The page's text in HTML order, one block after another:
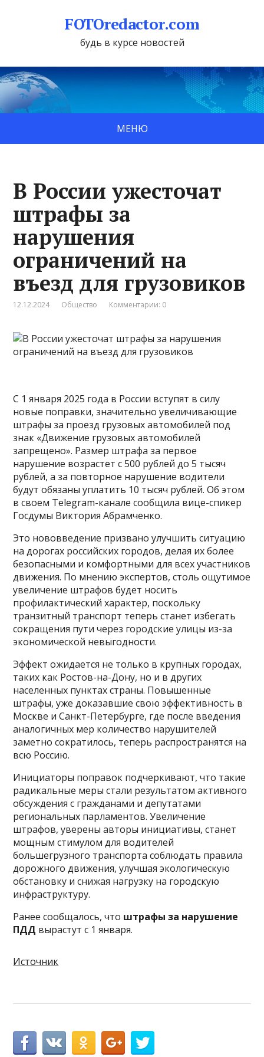
FOTOredactor.com
будь в курсе новостей
МЕНЮ
В России ужесточат
штрафы за
нарушения
ограничений на
въезд для грузовиков
12.12.2024 Общество Комментарии: 0
С 1 января 2025 года в России вступят в силу
новые поправки, значительно увеличивающие
штрафы за проезд грузовых автомобилей под
знак «Движение грузовых автомобилей
запрещено». Размер штрафа за первое
нарушение возрастет с 500 рублей до 5 тысяч
рублей, а за повторное нарушение водители
будут обязаны уплатить 10 тысяч рублей. Об этом
в своем Telegram-канале сообщила вице-спикер
Госдумы Виктория Абрамченко.
Это нововведение призвано улучшить ситуацию
на дорогах российских городов, делая их более
безопасными и комфортными для всех участников
движения. По мнению экспертов, столь ощутимое
увеличение штрафов будет носить
профилактический характер, поскольку
транзитный транспорт теперь станет избегать
сокращения пути через городские улицы из-за
экономической невыгодности.
Эффект ожидается не только в крупных городах,
таких как Ростов-на-Дону, но и в других
населенных пунктах страны. Повышенные
штрафы, уже доказавшие свою эффективность в
Москве и Санкт-Петербурге, где после введения
аналогичных мер количество нарушителей
заметно сократилось, теперь распространятся на
всю Россию.
Инициаторы поправок подчеркивают, что такие
радикальные меры стали результатом активного
обсуждения с гражданами и депутатами
региональных парламентов. Увеличение
штрафов, уверены авторы инициативы, станет
мощным стимулом для водителей
большегрузного транспорта соблюдать правила
дорожного движения, улучшая экологическую
обстановку и снижая нагрузку на городскую
инфраструктуру.
Ранее сообщалось, что штрафы за нарушение
ПДД вырастут с 1 января.
Источник